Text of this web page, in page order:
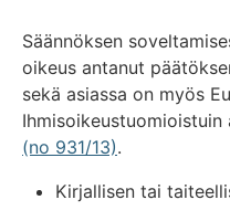
Säännöksen
oikeus antanut
sekä asiassa on myös
(no 931/13).
Kirjallisen tai